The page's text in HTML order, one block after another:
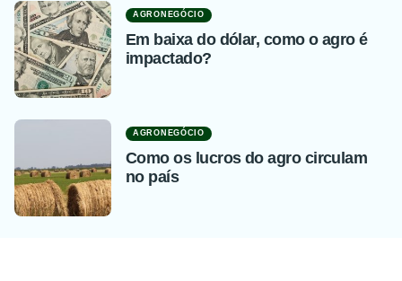
AGRONEGÓCIO
Em baixa do dólar, como o agro é
impactado?
AGRONEGÓCIO
Como os lucros do agro circulam
no país